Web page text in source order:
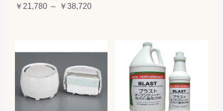
￥21,780 ～ ￥38,720